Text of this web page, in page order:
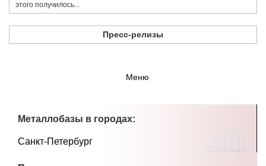
этого получилось...
Пресс-релизы
Меню
Металлобазы в городах:
Санкт-Петербург